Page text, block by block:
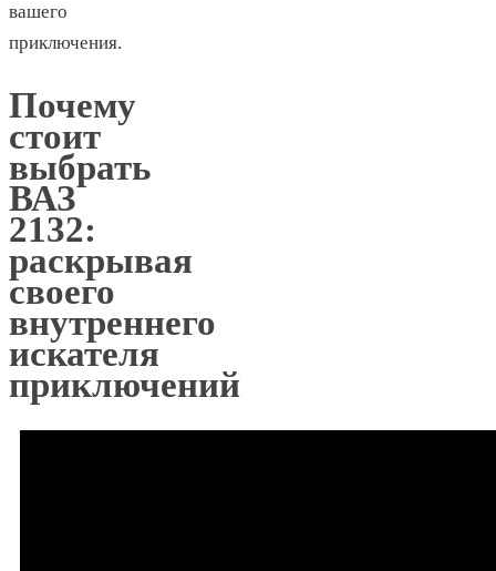
вашего
приключения.
Почему
стоит
выбрать
ВАЗ
2132:
раскрывая
своего
внутреннего
искателя
приключений